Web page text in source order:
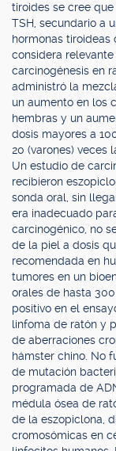
tiroides se cree
TSH, secundario a
hormonas tiroideas
considera
carcinogénesis en
administró la
un aumento en los
hembras y un
dosis mayores a
20 (varones) veces
Un estudio de
recibieron
sonda oral, sin
era inadecuado
carcinogénico, no
de la piel a dosis
recomendada en
tumores en un
orales de hasta
positivo en el
linfoma de ratón y
de aberraciones
hámster chino. No
de mutación
programada de
médula ósea de
de la eszopiclona,
cromosómicas en